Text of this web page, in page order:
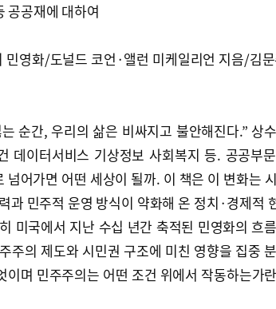
공공재에 대하여
민영화/도널드 코언·앨런 미케일리언 지음/김
순간, 우리의 삶은 비싸지고 불안해진다.” 상
데이터서비스 기상정보 사회복지 등. 공공부
넘어가면 어떤 세상이 될까. 이 책은 이 변화는
과 민주적 운영 방식이 약화해 온 정치·경제적
미국에서 지난 수십 년간 축적된 민영화의 흐
주의 제도와 시민권 구조에 미친 영향을 집중
이며 민주주의는 어떤 조건 위에서 작동하는가